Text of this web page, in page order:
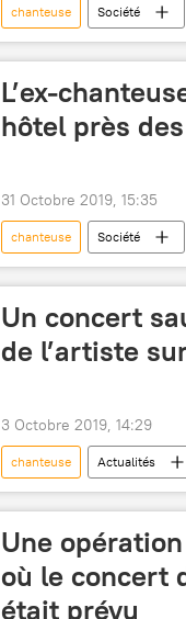
chanteuse Société
harcèlement
suicide
L’ex-
hôtel près
31 Octobre 2019, 15:35
chanteuse Société
hôtel
Un concert
de l’artiste
3 Octobre 2019, 14:29
chanteuse Actualités
insolite
Une
où le concert
était prévu